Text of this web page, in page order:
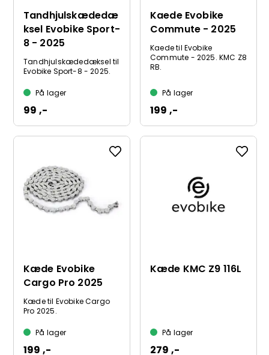
Tandhjulskædedæ
ksel Evobike Sport-
8 - 2025
Tandhjulskædedæksel til
Evobike Sport-8 - 2025.
På lager
99 ,-
Kaede Evobike
Commute - 2025
Kaede til Evobike
Commute - 2025. KMC Z8
RB.
På lager
199 ,-
Kæde Evobike
Cargo Pro 2025
Kæde til Evobike Cargo
Pro 2025.
På lager
199 ,-
Kæde KMC Z9 116L
På lager
279 ,-